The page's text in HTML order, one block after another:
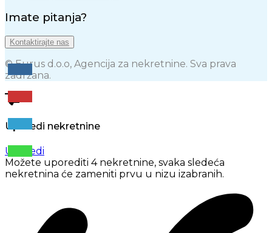
Imate pitanja?
Kontaktirajte nas
© Eurus d.o.o, Agencija za nekretnine. Sva prava
zadržana.
Uporedi nekretnine
Uporedi
Možete uporediti 4 nekretnine, svaka sledeća
nekretnina će zameniti prvu u nizu izabranih.